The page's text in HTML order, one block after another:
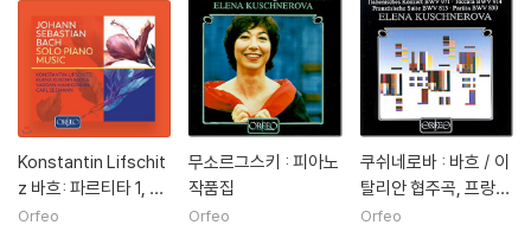
Konstantin Lifschit
z 바흐: 파르티타 1, 4
번, 프랑스 모음곡 2번,
Orfeo
무소르그스키 : 피아노
작품집
Orfeo
쿠쉬네로바 : 바흐 / 이
탈리안 협주곡, 프랑스
조곡
Orfeo